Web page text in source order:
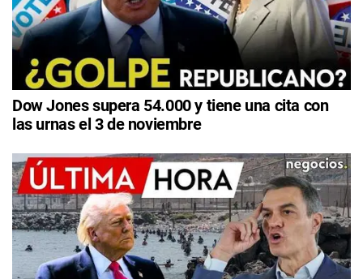
Dow Jones supera 54.000 y tiene una cita con
las urnas el 3 de noviembre